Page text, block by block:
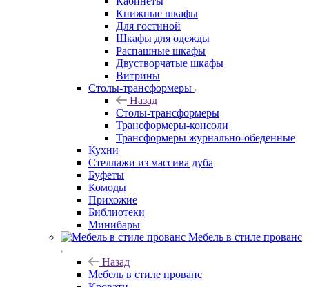
Книжные шкафы
Для гостиной
Шкафы для одежды
Распашные шкафы
Двустворчатые шкафы
Витрины
Столы-трансформеры
Назад
Столы-трансформеры
Трансформеры-консоли
Трансформеры журнально-обеденные
Кухни
Стеллажи из массива дуба
Буфеты
Комоды
Прихожие
Библиотеки
Минибары
Мебель в стиле прованс
Назад
Мебель в стиле прованс